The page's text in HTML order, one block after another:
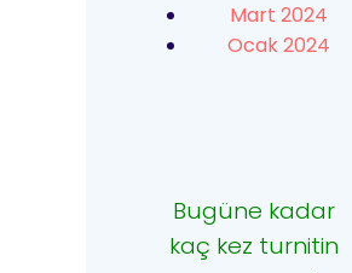
Mart 2024
Ocak 2024
Bugüne kadar
kaç kez turnitin